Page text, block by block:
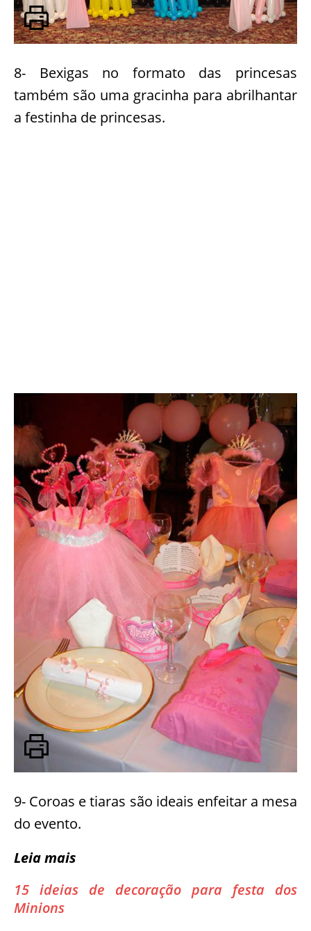
8- Bexigas no formato das princesas
também são uma gracinha para abrilhantar
a festinha de princesas.
9- Coroas e tiaras são ideais enfeitar a mesa
do evento.
Leia mais
15 ideias de decoração para festa dos
Minions